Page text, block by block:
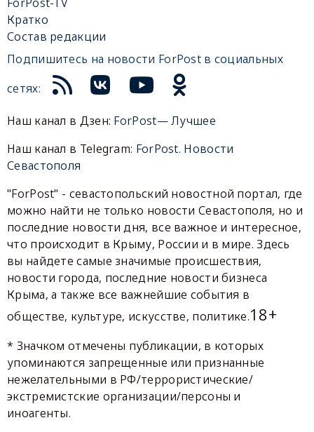
Кратко
Состав редакции
Подпишитесь на новости ForPost в социальных
сетях:
Наш канал в Дзен: ForPost— Лучшее
Наш канал в Telegram: ForPost. Новости
Севастополя
"ForPost" - севастопольский новостной портал, где
можно найти не только новости Севастополя, но и
последние новости дня, все важное и интересное,
что происходит в Крыму, России и в мире. Здесь
вы найдете самые значимые происшествия,
новости города, последние новости бизнеса
Крыма, а также все важнейшие события в
обществе, культуре, искусстве, политике.18+
* Значком отмечены публикации, в которых
упоминаются запрещенные или признанные
нежелательными в РФ/террористические/
экстремистские организации/персоны и
иноагенты.